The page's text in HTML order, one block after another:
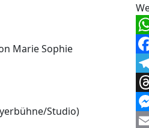
Marie Sophie
Studio)